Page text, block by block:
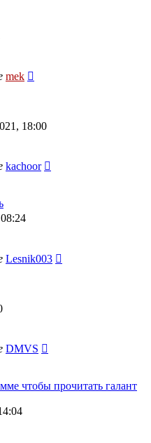
mek
18:00
kachoor
Lesnik003
DMVS
чтобы прочитать галант